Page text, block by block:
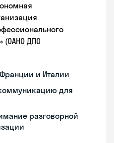
(ОАНО ДПО
и Италии
для
разговорной